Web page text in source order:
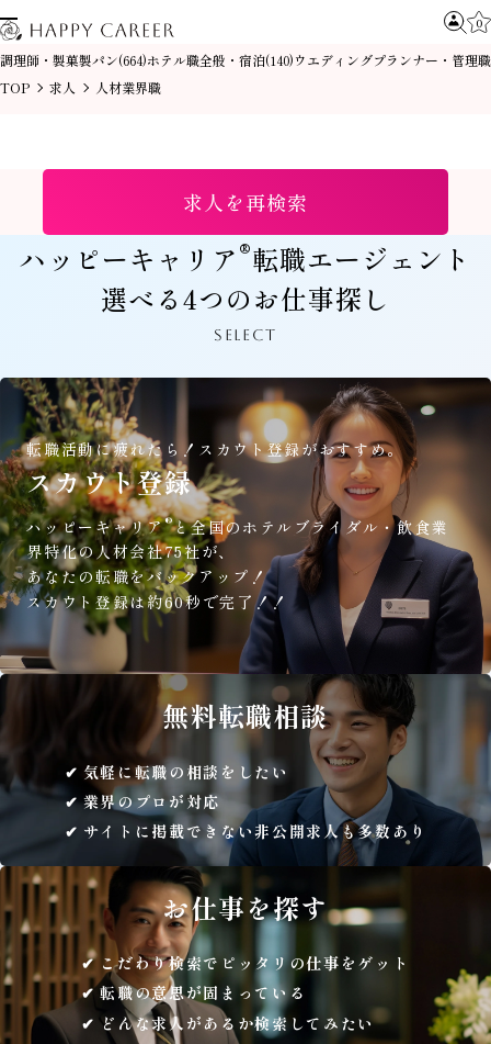
0
調理師・製菓製パン(664)ホテル職全般・宿泊(140)ウエディングプランナー・管理職
TOP
求人 人材業界職
求人を再検索
ハッピーキャリア®転職エージェント
選べる4つのお仕事探し
SELECT
転職活動に疲れたら！ スカウト登録がおすすめ。
スカウト登録
ハッピーキャリア®と全国のホテルブライダル・飲食業
界特化の人材会社75社が、
あなたの転職をバックアップ！
スカウト登録は約60秒で完了！！
無料転職相談
気軽に転職の相談をしたい
業界のプロが対応
サイトに掲載できない非公開求人も多数あり
お仕事を探す
こだわり検索でピッタリの仕事をゲット
転職の意思が固まっている
どんな求人があるか検索してみたい